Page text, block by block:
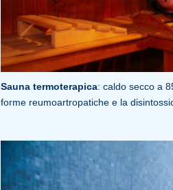
Sauna termoterapica: caldo secco a
forme reumoartropatiche e la